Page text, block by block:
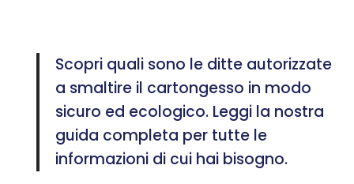
Scopri quali sono le ditte autorizzate
a smaltire il cartongesso in modo
sicuro ed ecologico. Leggi la nostra
guida completa per tutte le
informazioni di cui hai bisogno.